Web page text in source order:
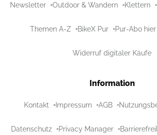
Newsletter Outdoor & Wandern Klettern
Themen A-Z BikeX Pur Pur-Abo
Widerruf digitaler Käufe
Information
Kontakt Impressum AGB
Datenschutz Privacy Manager